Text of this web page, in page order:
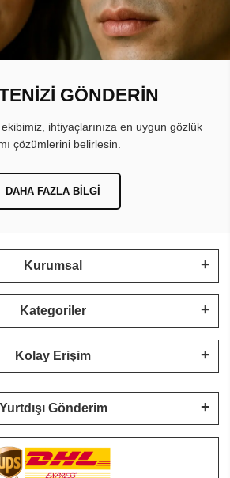
GÖNDERİN
ihtiyaçlarınıza en uygun gözlük
çözümlerini belirlesin.
DAHA FAZLA BILGI
Kurumsal
Kategoriler
Kolay Erişim
Yurtdışı Gönderim